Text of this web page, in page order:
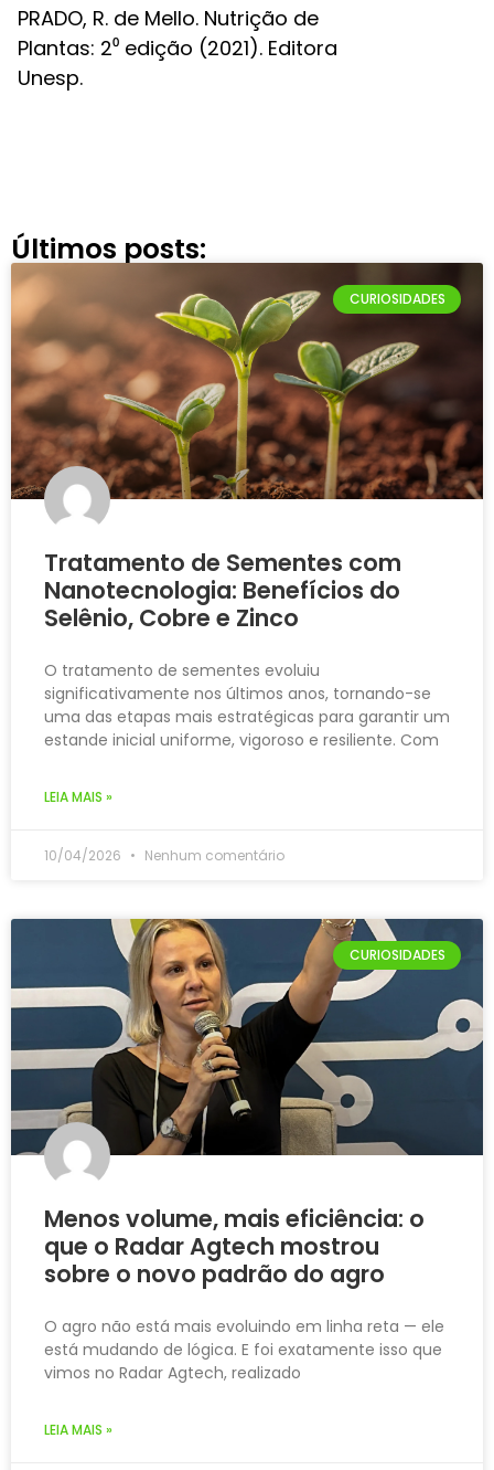
PRADO, R. de Mello. Nutrição de
Plantas: 2⁰ edição (2021). Editora
Unesp.
Últimos posts:
CURIOSIDADES​
Tratamento de Sementes com
Nanotecnologia: Benefícios do
Selênio, Cobre e Zinco
O tratamento de sementes evoluiu
significativamente nos últimos anos, tornando-se
uma das etapas mais estratégicas para garantir um
estande inicial uniforme, vigoroso e resiliente. Com
LEIA MAIS »
10/04/2026 Nenhum comentário
CURIOSIDADES​
Menos volume, mais eficiência: o
que o Radar Agtech mostrou
sobre o novo padrão do agro
O agro não está mais evoluindo em linha reta — ele
está mudando de lógica. E foi exatamente isso que
vimos no Radar Agtech, realizado
LEIA MAIS »